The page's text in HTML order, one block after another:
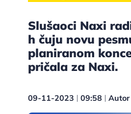
Slušaoci Naxi
h čuju novu
planiranom
pričala za Naxi.
09-11-2023 09:58 Autor